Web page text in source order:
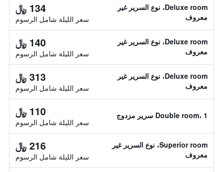
Deluxe room، نوع السرير غير
معروف
134 ﷼
سعر الليلة شامل الرسوم
Deluxe room، نوع السرير غير
معروف
140 ﷼
سعر الليلة شامل الرسوم
Deluxe room، نوع السرير غير
معروف
313 ﷼
سعر الليلة شامل الرسوم
Double room، 1 سرير مزدوج 110 ﷼
سعر الليلة شامل الرسوم
Superior room، نوع السرير غير
معروف
216 ﷼
سعر الليلة شامل الرسوم